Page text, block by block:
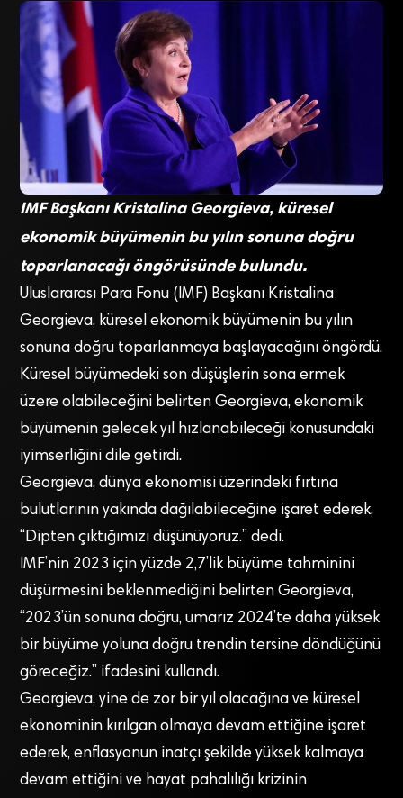
IMF Başkanı Kristalina Georgieva, küresel
ekonomik büyümenin bu yılın sonuna doğru
toparlanacağı öngörüsünde bulundu.
Uluslararası Para Fonu (IMF) Başkanı Kristalina
Georgieva, küresel ekonomik büyümenin bu yılın
sonuna doğru toparlanmaya başlayacağını öngördü.
Küresel büyümedeki son düşüşlerin sona ermek
üzere olabileceğini belirten Georgieva, ekonomik
büyümenin gelecek yıl hızlanabileceği konusundaki
iyimserliğini dile getirdi.
Georgieva, dünya ekonomisi üzerindeki fırtına
bulutlarının yakında dağılabileceğine işaret ederek,
“Dipten çıktığımızı düşünüyoruz.” dedi.
IMF’nin 2023 için yüzde 2,7’lik büyüme tahminini
düşürmesini beklenmediğini belirten Georgieva,
“2023’ün sonuna doğru, umarız 2024’te daha yüksek
bir büyüme yoluna doğru trendin tersine döndüğünü
göreceğiz.” ifadesini kullandı.
Georgieva, yine de zor bir yıl olacağına ve küresel
ekonominin kırılgan olmaya devam ettiğine işaret
ederek, enflasyonun inatçı şekilde yüksek kalmaya
devam ettiğini ve hayat pahalılığı krizinin